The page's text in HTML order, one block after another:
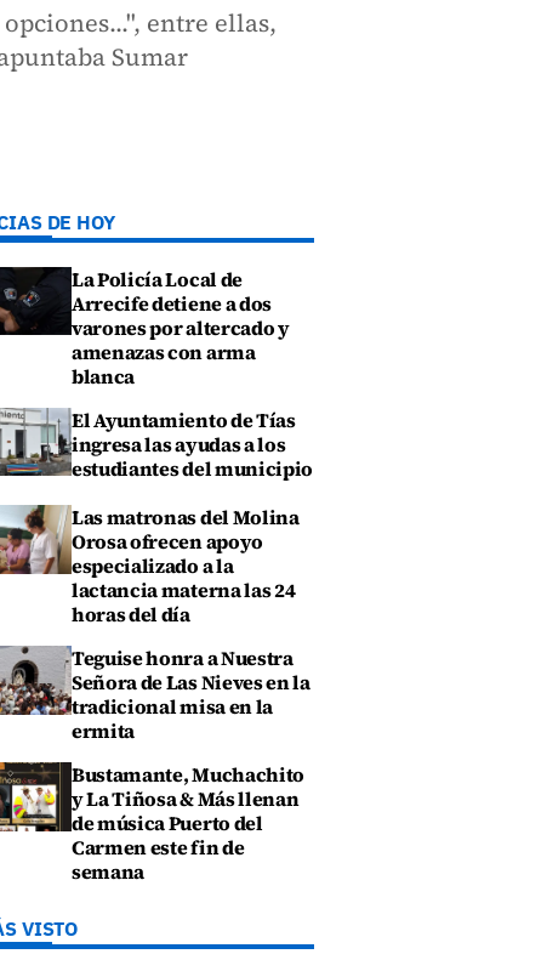
entre ellas,
Sumar
DE HOY
La Policía Local de
Arrecife detiene a dos
varones por altercado y
amenazas con arma
blanca
El Ayuntamiento de Tías
ingresa las ayudas a los
estudiantes del municipio
Las matronas del Molina
Orosa ofrecen apoyo
especializado a la
lactancia materna las 24
horas del día
Teguise honra a Nuestra
Señora de Las Nieves en la
tradicional misa en la
ermita
Bustamante, Muchachito
y La Tiñosa & Más llenan
de música Puerto del
Carmen este fin de
semana
VISTO